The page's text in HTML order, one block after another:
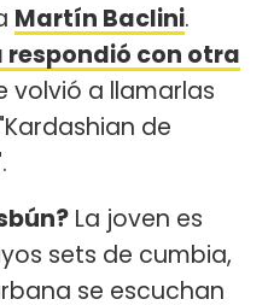
Martín Baclini.
respondió con otra
volvió a llamarlas
de
La joven es
sets de cumbia,
se escuchan